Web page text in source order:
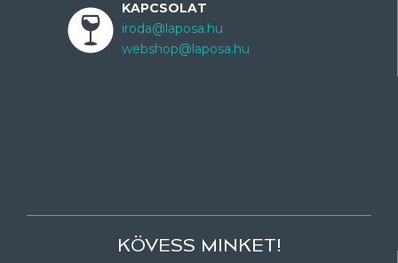
KAPCSOLAT
iroda@laposa.hu
webshop@laposa.hu
KÖVESS MINKET!